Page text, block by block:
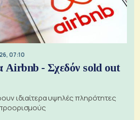
07:10
Airbnb - Σχεδόν sold out
ιδιαίτερα υψηλές πληρότητες